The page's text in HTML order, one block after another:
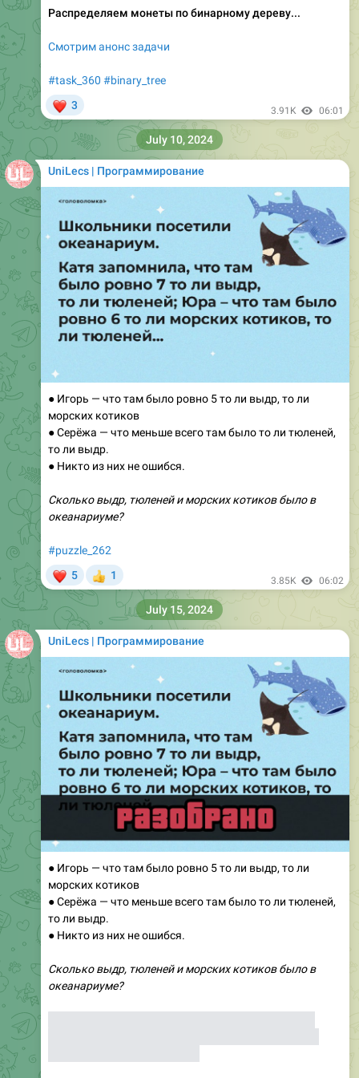
Распределяем монеты по бинарному дереву...
Смотрим анонс задачи
#task_360 #binary_tree
3 3.91K 06:01
UniLecs | Программирование
● Игорь — что там было ровно 5 то ли выдр, то ли
морских котиков
● Серёжа — что меньше всего там было то ли тюленей,
то ли выдр.
● Никто из них не ошибся.
Сколько выдр, тюленей и морских котиков было в
океанариуме?
#puzzle_262
5 1 3.85K 06:02
July 10, 2024
UniLecs | Программирование
● Игорь — что там было ровно 5 то ли выдр, то ли
морских котиков
● Серёжа — что меньше всего там было то ли тюленей,
то ли выдр.
● Никто из них не ошибся.
Сколько выдр, тюленей и морских котиков было в
океанариуме?
July 15, 2024